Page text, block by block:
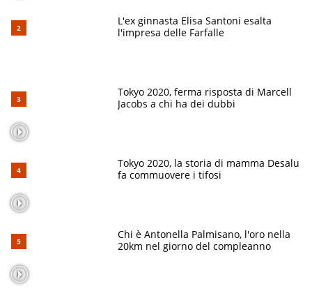
L'ex ginnasta Elisa Santoni esalta
l'impresa delle Farfalle
Tokyo 2020, ferma risposta di Marcell
Jacobs a chi ha dei dubbi
Tokyo 2020, la storia di mamma Desalu
fa commuovere i tifosi
Chi è Antonella Palmisano, l'oro nella
20km nel giorno del compleanno